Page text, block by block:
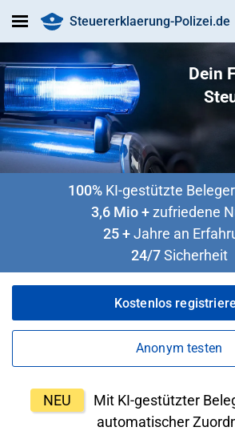
Steuererklaerung-Polizei.de
Dein
100% KI-gestützte
3,6 Mio +zufriedene
25 +Jahre an
24/7Sicherheit
Kostenlos
Anonym testen
NEU
Mit KI-gestützter
automatischer